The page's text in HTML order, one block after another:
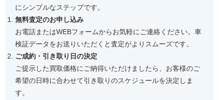
にシンプルなステップです。
無料査定のお申し込み
お電話またはWEBフォームからお気軽にご連絡ください。車
検証データをお送りいただくと査定がよりスムーズです。
ご成約・引き取り日の決定
ご提示した買取価格にご納得いただけましたら、お客様のご
希望の日時に合わせて引き取りのスケジュールを決定しま
す。